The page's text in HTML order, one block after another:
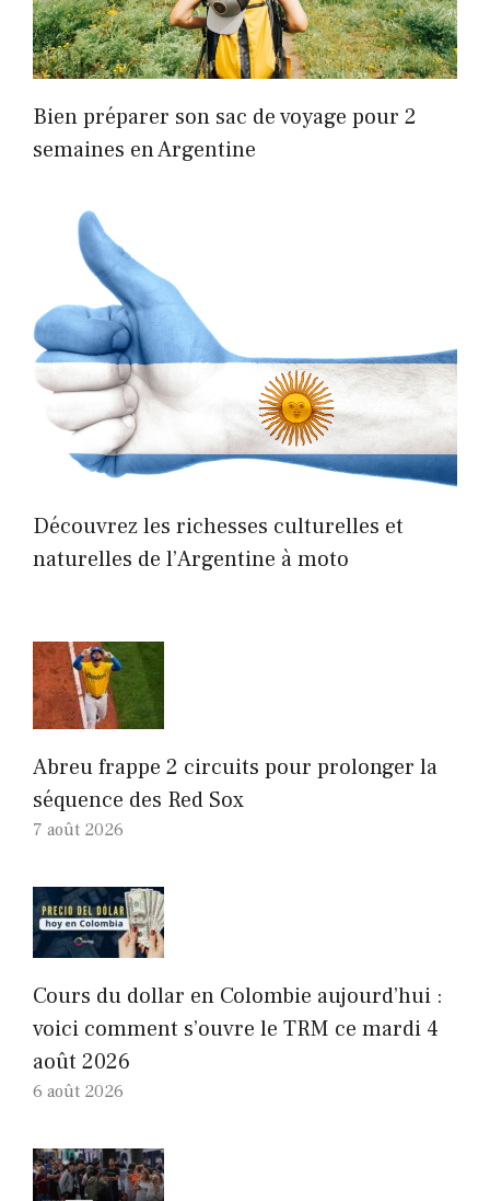
Bien préparer son sac de voyage pour 2
semaines en Argentine
Découvrez les richesses culturelles et
naturelles de l’Argentine à moto
Abreu frappe 2 circuits pour prolonger la
séquence des Red Sox
7 août 2026
Cours du dollar en Colombie aujourd’hui :
voici comment s’ouvre le TRM ce mardi 4
août 2026
6 août 2026